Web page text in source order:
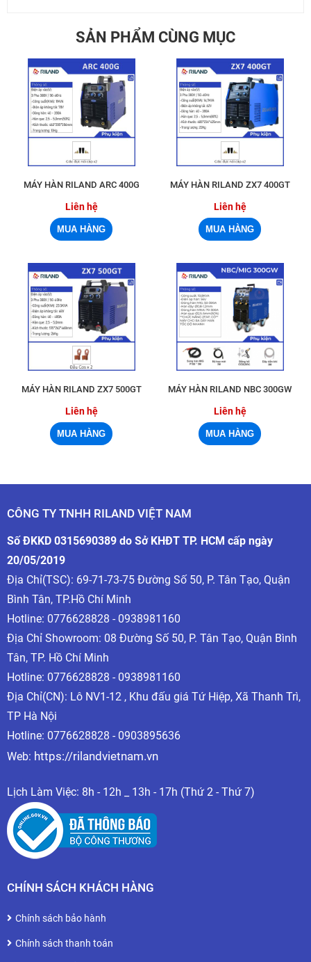
SẢN PHẨM CÙNG MỤC
MÁY HÀN RILAND ARC 400G
Liên hệ
MÁY HÀN RILAND ZX7 400GT
Liên hệ
MÁY HÀN RILAND ZX7 500GT
Liên hệ
MÁY HÀN RILAND NBC 300GW
Liên hệ
CÔNG TY TNHH RILAND VIỆT NAM
Số ĐKKD 0315690389 do Sở KHĐT TP. HCM cấp ngày
20/05/2019
Địa Chỉ(TSC): 69-71-73-75 Đường Số 50, P. Tân Tạo, Quận
Bình Tân, TP.Hồ Chí Minh
Hotline: 0776628828 - 0938981160
Địa Chỉ Showroom: 08 Đường Số 50, P. Tân Tạo, Quận Bình
Tân, TP. Hồ Chí Minh
Hotline: 0776628828 - 0938981160
Địa Chỉ(CN): Lô NV1-12 , Khu đấu giá Tứ Hiệp, Xã Thanh Trì,
TP Hà Nội
Hotline: 0776628828 - 0903895636
Web: https://rilandvietnam.vn
Lịch Làm Việc: 8h - 12h _ 13h - 17h (Thứ 2 - Thứ 7)
CHÍNH SÁCH KHÁCH HÀNG
Chính sách bảo hành
Chính sách thanh toán